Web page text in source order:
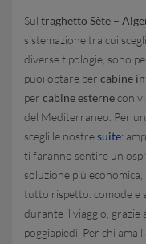
Sul traghetto Sète –
sistemazione tra cui
diverse tipologie, sono
puoi optare per cabine
per cabine esternecon
del Mediterraneo. Per
scegli le nostresuite:
ti faranno sentire un
soluzione più economica,
tutto rispetto: comode e
durante il viaggio, grazie
poggiapiedi. Per chi ama